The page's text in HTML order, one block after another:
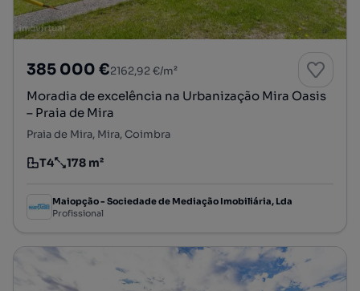
385 000 €2162,92 €/m²
Moradia de excelência na Urbanização Mira Oasis
– Praia de Mira
Praia de Mira, Mira, Coimbra
Tipologia
T4
Preço por metro quadrado
178 m²
Maiopção - Sociedade de Mediação Imobiliária, Lda
Profissional